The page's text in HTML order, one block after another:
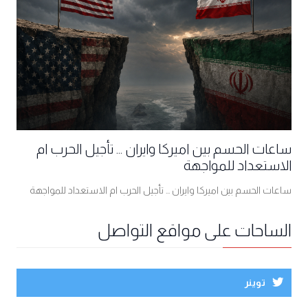
ساعات الحسم بين اميركا وايران ... تأجيل الحرب ام
الاستعداد للمواجهة
ساعات الحسم بين اميركا وايران ... تأجيل الحرب ام الاستعداد للمواجهة
الساحات على مواقع التواصل
توينر